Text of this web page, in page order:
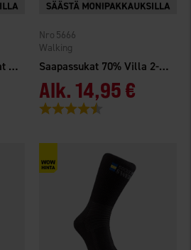
Lääkinnälliset hoitosukat Merinovilla Saapassukat 70% Villa 2-pack
Walking
5666
Alk. 14,95 €
Arvio: